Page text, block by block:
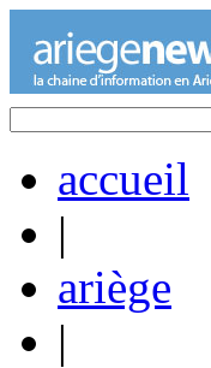
accueil
|
ariège
|